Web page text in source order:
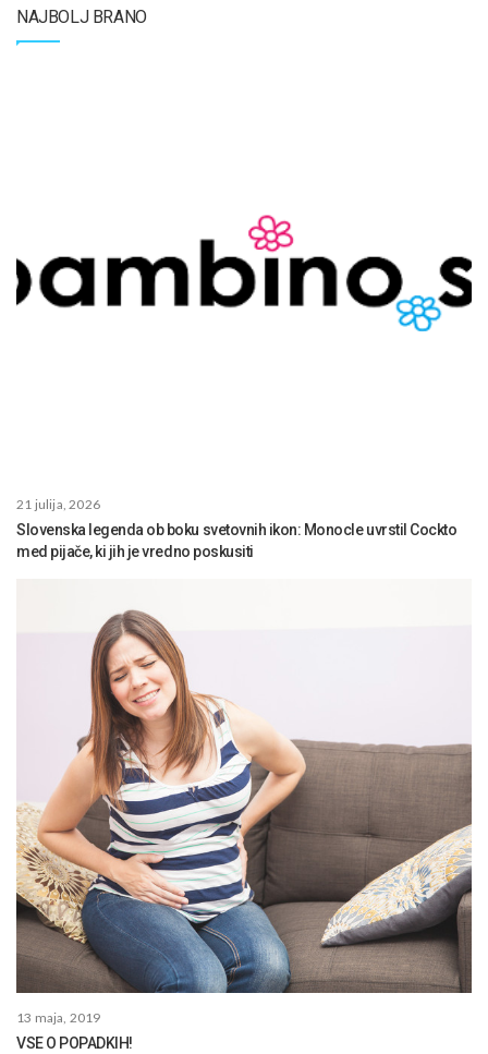
NAJBOLJ BRANO
21 julija, 2026
Slovenska legenda ob boku svetovnih ikon: Monocle uvrstil Cockto
med pijače, ki jih je vredno poskusiti
13 maja, 2019
VSE O POPADKIH!